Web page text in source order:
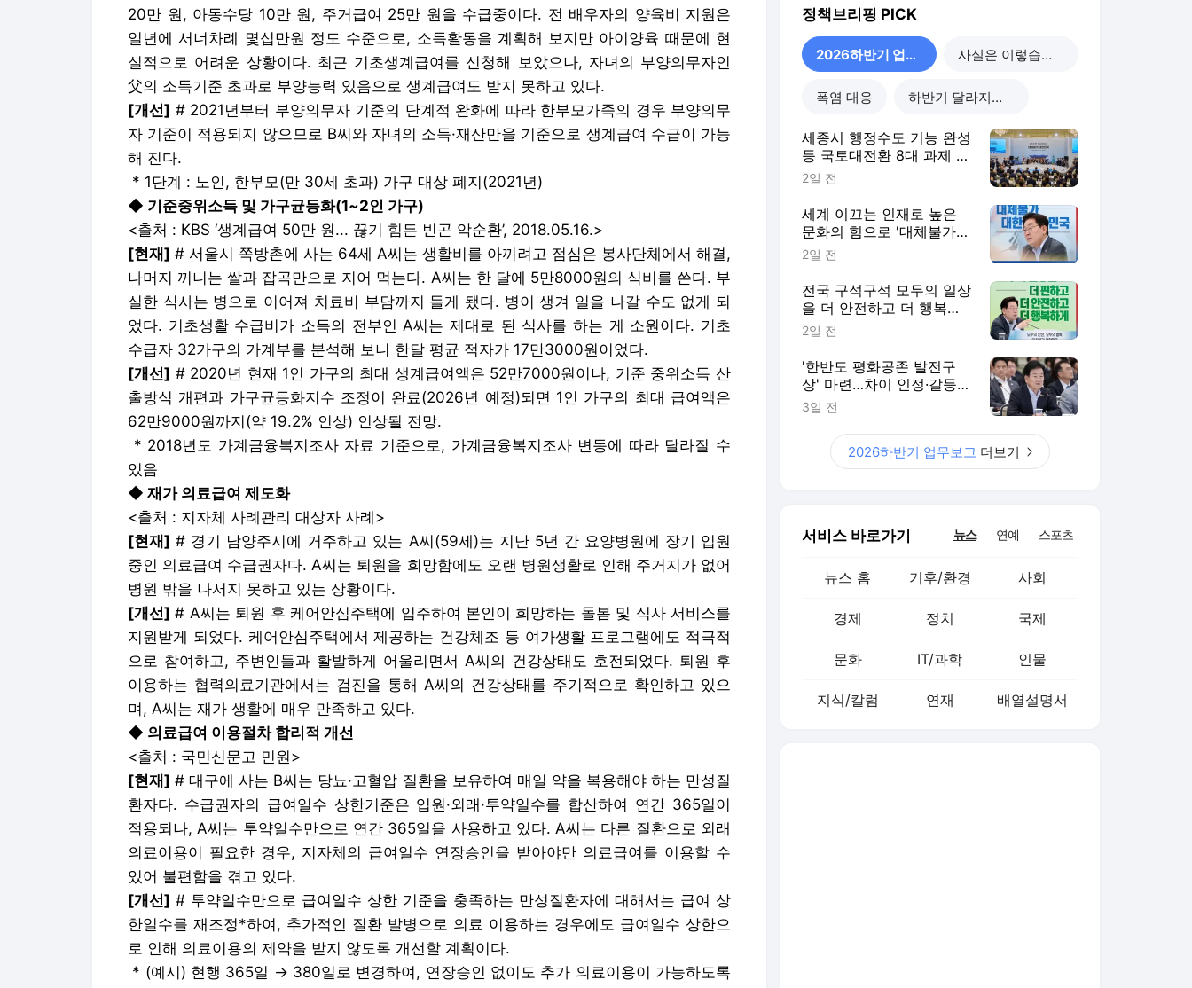
20만 원, 아동수당 10만 원, 주거급여 25만 원을 수급중이다. 전 배우자의 양육비 지원은
일년에 서너차례 몇십만원 정도 수준으로, 소득활동을 계획해 보지만 아이양육 때문에 현
실적으로 어려운 상황이다. 최근 기초생계급여를 신청해 보았으나, 자녀의 부양의무자인
父의 소득기준 초과로 부양능력 있음으로 생계급여도 받지 못하고 있다.
[개선] # 2021년부터 부양의무자 기준의 단계적 완화에 따라 한부모가족의 경우 부양의무
자 기준이 적용되지 않으므로 B씨와 자녀의 소득·재산만을 기준으로 생계급여 수급이 가능
해 진다.
* 1단계 : 노인, 한부모(만 30세 초과) 가구 대상 폐지(2021년)
◆ 기준중위소득 및 가구균등화(1~2인 가구)
<출처 : KBS ‘생계급여 50만 원... 끊기 힘든 빈곤 악순환’, 2018.05.16.>
[현재] # 서울시 쪽방촌에 사는 64세 A씨는 생활비를 아끼려고 점심은 봉사단체에서 해결,
나머지 끼니는 쌀과 잡곡만으로 지어 먹는다. A씨는 한 달에 5만8000원의 식비를 쓴다. 부
실한 식사는 병으로 이어져 치료비 부담까지 들게 됐다. 병이 생겨 일을 나갈 수도 없게 되
었다. 기초생활 수급비가 소득의 전부인 A씨는 제대로 된 식사를 하는 게 소원이다. 기초
수급자 32가구의 가계부를 분석해 보니 한달 평균 적자가 17만3000원이었다.
[개선] # 2020년 현재 1인 가구의 최대 생계급여액은 52만7000원이나, 기준 중위소득 산
출방식 개편과 가구균등화지수 조정이 완료(2026년 예정)되면 1인 가구의 최대 급여액은
62만9000원까지(약 19.2% 인상) 인상될 전망.
* 2018년도 가계금융복지조사 자료 기준으로, 가계금융복지조사 변동에 따라 달라질 수
있음
◆ 재가 의료급여 제도화
<출처 : 지자체 사례관리 대상자 사례>
[현재] # 경기 남양주시에 거주하고 있는 A씨(59세)는 지난 5년 간 요양병원에 장기 입원
중인 의료급여 수급권자다. A씨는 퇴원을 희망함에도 오랜 병원생활로 인해 주거지가 없어
병원 밖을 나서지 못하고 있는 상황이다.
[개선] # A씨는 퇴원 후 케어안심주택에 입주하여 본인이 희망하는 돌봄 및 식사 서비스를
지원받게 되었다. 케어안심주택에서 제공하는 건강체조 등 여가생활 프로그램에도 적극적
으로 참여하고, 주변인들과 활발하게 어울리면서 A씨의 건강상태도 호전되었다. 퇴원 후
이용하는 협력의료기관에서는 검진을 통해 A씨의 건강상태를 주기적으로 확인하고 있으
며, A씨는 재가 생활에 매우 만족하고 있다.
◆ 의료급여 이용절차 합리적 개선
<출처 : 국민신문고 민원>
[현재] # 대구에 사는 B씨는 당뇨·고혈압 질환을 보유하여 매일 약을 복용해야 하는 만성질
환자다. 수급권자의 급여일수 상한기준은 입원·외래·투약일수를 합산하여 연간 365일이
적용되나, A씨는 투약일수만으로 연간 365일을 사용하고 있다. A씨는 다른 질환으로 외래
의료이용이 필요한 경우, 지자체의 급여일수 연장승인을 받아야만 의료급여를 이용할 수
있어 불편함을 겪고 있다.
[개선] # 투약일수만으로 급여일수 상한 기준을 충족하는 만성질환자에 대해서는 급여 상
한일수를 재조정*하여, 추가적인 질환 발병으로 의료 이용하는 경우에도 급여일수 상한으
로 인해 의료이용의 제약을 받지 않도록 개선할 계획이다.
* (예시) 현행 365일 → 380일로 변경하여, 연장승인 없이도 추가 의료이용이 가능하도록
전국 구석구석 모두의 일상
을 더 안전하고 더 행복하
게
2일 전
'한반도 평화공존 발전구
상' 마련…차이 인정·갈등
3일 전
더보기
서비스 바로가기 연예 스포츠
뉴스 홈 기후/환경 사회
국제
문화 IT/과학 인물